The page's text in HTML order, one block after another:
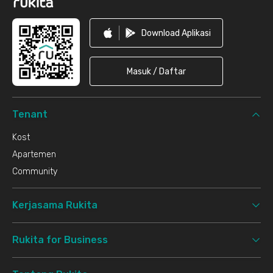
Download Aplikasi
Masuk / Daftar
Tenant
Kost
Apartemen
Community
Kerjasama Rukita
Rukita for Business